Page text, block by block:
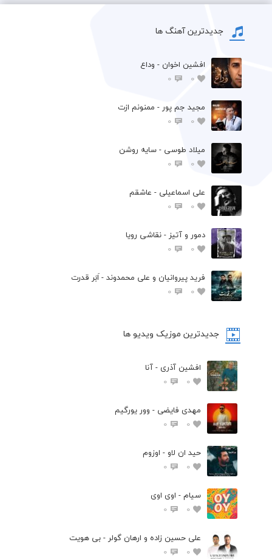
جدیدترین آهنگ ها
افشين اخوان - وداع
0
0
مجید جم پور - ممنونم ازت
0
0
میلاد طوسی - سایه روشن
0
0
علی اسماعیلی - عاشقم
0
0
دمور و آتیز - نقاشی رویا
0
0
فرید پیروانیان و علی محمدوند - اَبَر قدرت
0
0
جدیدترین موزیک ویدیو ها
افشین آذری - آنا
0
0
مهدی فایضی - وور یورگیم
0
0
حید ان لاو - اوزوم
0
0
سیام - اوی اوی
0
0
علی حسین زاده و ارهان گولر - بی هویت
0
0